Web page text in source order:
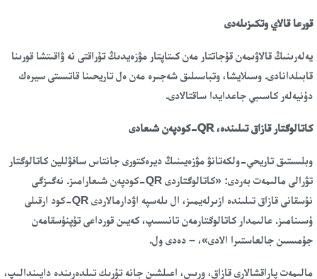
قورعا قالاي وتكىزىلەدى
يەلەرىنىڭ قالاۋىمەن قۇجاتتار مەن كىتاپتار مۋزەيدىڭ تۇراقتى نە ۋاقىتشا قورىنا
قابىلدانادى. وسىلايشا، وتباسىلىق شەجىرە مەن ەل تاريحىنا قاتىستى سيرەك
دۇنيەلەر كاسىبي جاعدايدا ساقتالادى.
كاتالوگتار قازاق تىلىندە، QR-كودپەن شىعادى
وبلىستىق تاريحي-ولكەتانۋ مۋزەيىنىڭ ديرەكتورى جانتاس سافۋللين كاتالوگتار
تۋرالى مالىمەت بەردى: «كاتالوگتاردى QR-كودپەن شىعارامىز. نەگىزگى
نۇسقانى قازاق تىلىندە ازىرلەيمىز، ال ىلەسپە اۋدارمالاردى QR-كود ارقىلى
ۇسىنامىز. عالىمدار كاتالوگتارمەن تانىسىپ، كەيىن قورداعى تۇپنۇسقامەن
جۇمىسىن جالعاستىرا الادى»، – دەدى ول.
مالىمەت پاراقشالارى قازاق، ورىس، اعىلشىن جانە تۇرىك تىلدەرىندە دايىندالىپ،